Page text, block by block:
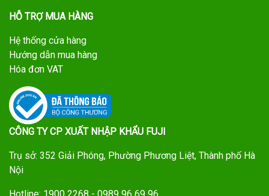
HỖ TRỢ MUA HÀNG
Hệ thống cửa hàng
Hướng dẫn mua hàng
Hóa đơn VAT
CÔNG TY CP XUẤT NHẬP KHẨU FUJI
Trụ sở: 352 Giải Phóng, Phường Phương Liệt, Thành phố Hà
Nội